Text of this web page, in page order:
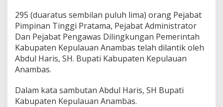
295 (duaratus sembilan puluh lima) orang Pejabat
Pimpinan Tinggi Pratama, Pejabat Administrator
Dan Pejabat Pengawas Dilingkungan Pemerintah
Kabupaten Kepulauan Anambas telah dilantik oleh
Abdul Haris, SH. Bupati Kabupaten Kepulauan
Anambas.
Dalam kata sambutan Abdul Haris, SH Bupati
Kabupaten Kepulauan Anambas.